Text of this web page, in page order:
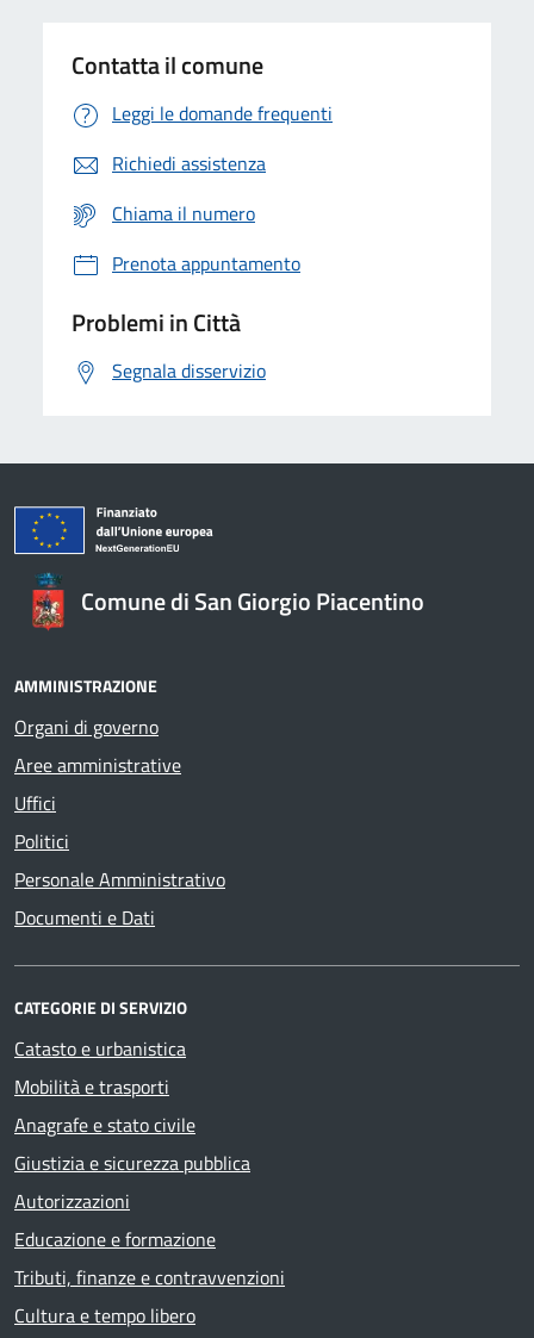
Contatta il comune
Leggi le domande frequenti
Richiedi assistenza
Chiama il numero
Prenota appuntamento
Problemi in Città
Segnala disservizio
Comune di San Giorgio Piacentino
AMMINISTRAZIONE
Organi di governo
Aree amministrative
Uffici
Politici
Personale Amministrativo
Documenti e Dati
CATEGORIE DI SERVIZIO
Catasto e urbanistica
Mobilità e trasporti
Anagrafe e stato civile
Giustizia e sicurezza pubblica
Autorizzazioni
Educazione e formazione
Tributi, finanze e contravvenzioni
Cultura e tempo libero